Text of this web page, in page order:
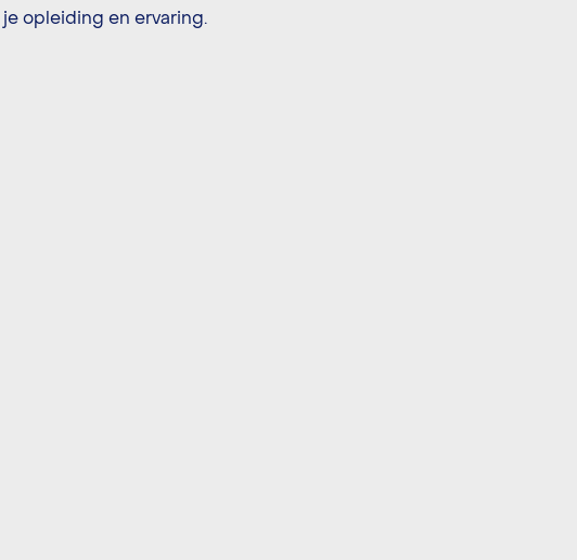
opleiding en ervaring.